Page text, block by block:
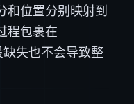
和位置分别映射到
程包裹在
失也不会导致整